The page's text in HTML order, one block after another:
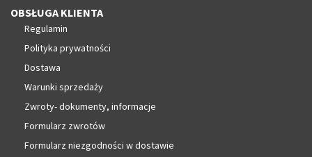
OBSŁUGA KLIENTA
Regulamin
Polityka prywatności
Dostawa
Warunki sprzedaży
Zwroty- dokumenty, informacje
Formularz zwrotów
Formularz niezgodności w dostawie